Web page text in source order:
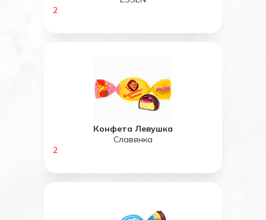
2
Конфета Левушка
Славянка
2